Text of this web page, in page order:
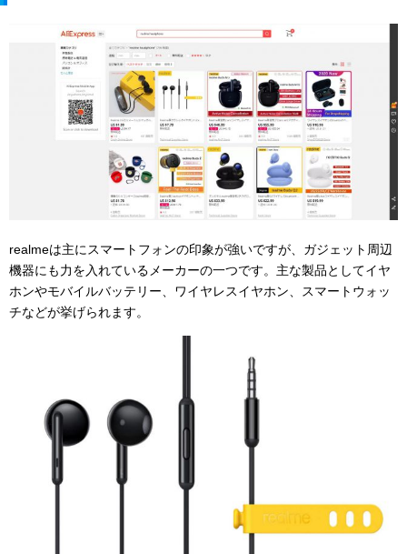
realmeは主にスマートフォンの印象が強いですが、ガジェット周辺
機器にも力を入れているメーカーの一つです。主な製品としてイヤ
ホンやモバイルバッテリー、ワイヤレスイヤホン、スマートウォッ
チなどが挙げられます。